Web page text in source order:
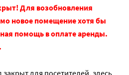
Для возобновления
новое помещение хотя бы
помощь в оплате аренды.
.
для посетителей, здесь